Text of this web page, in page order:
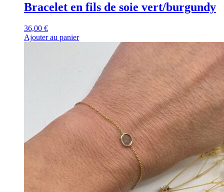
Bracelet en fils de soie vert/burgundy
36,00 €
Ajouter au panier